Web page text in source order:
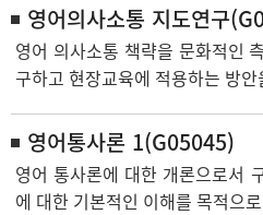
영어의사소통 지도연구
영어 의사소통 책략을 문화적인
구하고 현장교육에 적용하는 방
영어통사론 1(G05045)
영어 통사론에 대한 개론으로서
에 대한 기본적인 이해를 목적으